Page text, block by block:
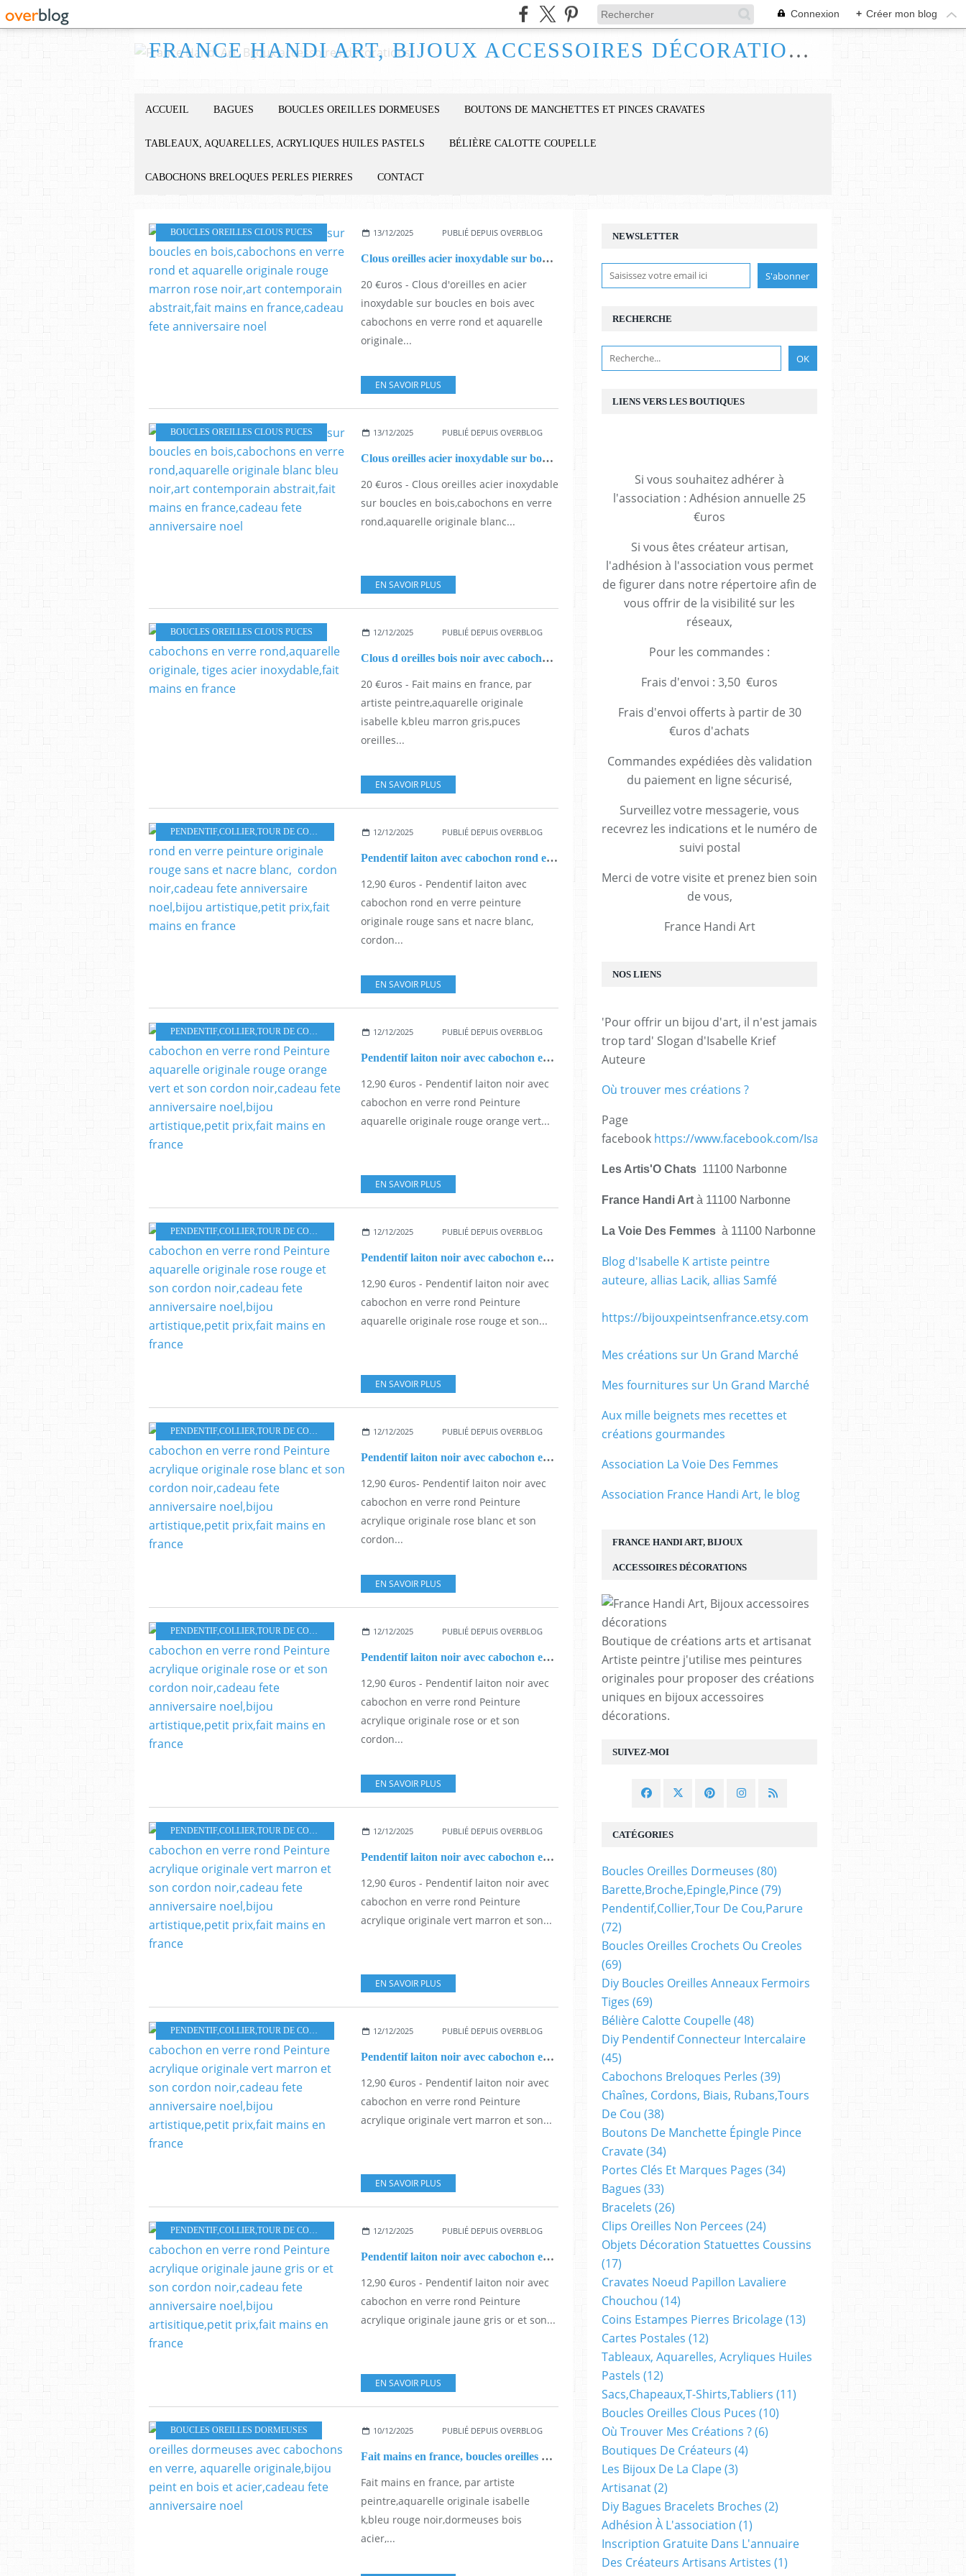
Connexion + Créer mon blog
FRANCE HANDI ART, BIJOUX ACCESSOIRES DÉCORATIONS
ACCUEIL BAGUES BOUCLES OREILLES DORMEUSES BOUTONS DE MANCHETTES ET PINCES CRAVATES
TABLEAUX, AQUARELLES, ACRYLIQUES HUILES PASTELS BÉLIÈRE CALOTTE COUPELLE
CABOCHONS BRELOQUES PERLES PIERRES CONTACT
BOUCLES OREILLES CLOUS PUCES 13/12/2025 PUBLIÉ DEPUIS OVERBLOG
Clous oreilles acier inoxydable sur boucles en bois,cabochons en verre rond et aquarelle originale rouge marron rose noir,art contemporain abstrait,fait mains en france,cadeau fete anniversaire noel
20 €uros - Clous d'oreilles en acier
inoxydable sur boucles en bois avec
cabochons en verre rond et aquarelle
originale...
EN SAVOIR PLUS
BOUCLES OREILLES CLOUS PUCES 13/12/2025 PUBLIÉ DEPUIS OVERBLOG
Clous oreilles acier inoxydable sur boucles en bois,cabochons en verre rond,aquarelle originale blanc bleu noir,art contemporain abstrait,fait mains en france,cadeau fete anniversaire noel
20 €uros - Clous oreilles acier inoxydable
sur boucles en bois,cabochons en verre
rond,aquarelle originale blanc...
EN SAVOIR PLUS
BOUCLES OREILLES CLOUS PUCES 12/12/2025 PUBLIÉ DEPUIS OVERBLOG
Clous d oreilles bois noir avec cabochons en verre rond,aquarelle originale, tiges acier inoxydable,fait mains en france
20 €uros - Fait mains en france, par
artiste peintre,aquarelle originale
isabelle k,bleu marron gris,puces
oreilles...
EN SAVOIR PLUS
PENDENTIF,COLLIER,TOUR DE COU,PARURE 12/12/2025 PUBLIÉ DEPUIS OVERBLOG
Pendentif laiton avec cabochon rond en verre peinture originale rouge sans et nacre blanc, cordon noir,cadeau fete anniversaire noel,bijou artistique,petit prix,fait mains en france
12,90 €uros - Pendentif laiton avec
cabochon rond en verre peinture
originale rouge sans et nacre blanc,
cordon...
EN SAVOIR PLUS
PENDENTIF,COLLIER,TOUR DE COU,PARURE 12/12/2025 PUBLIÉ DEPUIS OVERBLOG
Pendentif laiton noir avec cabochon en verre rond Peinture aquarelle originale rouge orange vert et son cordon noir,cadeau fete anniversaire noel,bijou artistique,petit prix,fait mains en france
12,90 €uros - Pendentif laiton noir avec
cabochon en verre rond Peinture
aquarelle originale rouge orange vert...
EN SAVOIR PLUS
PENDENTIF,COLLIER,TOUR DE COU,PARURE 12/12/2025 PUBLIÉ DEPUIS OVERBLOG
Pendentif laiton noir avec cabochon en verre rond Peinture aquarelle originale rose rouge et son cordon noir,cadeau fete anniversaire noel,bijou artistique,petit prix,fait mains en france
12,90 €uros - Pendentif laiton noir avec
cabochon en verre rond Peinture
aquarelle originale rose rouge et son...
EN SAVOIR PLUS
PENDENTIF,COLLIER,TOUR DE COU,PARURE 12/12/2025 PUBLIÉ DEPUIS OVERBLOG
Pendentif laiton noir avec cabochon en verre rond Peinture acrylique originale rose blanc et son cordon noir,cadeau fete anniversaire noel,bijou artistique,petit prix,fait mains en france
12,90 €uros- Pendentif laiton noir avec
cabochon en verre rond Peinture
acrylique originale rose blanc et son
cordon...
EN SAVOIR PLUS
PENDENTIF,COLLIER,TOUR DE COU,PARURE 12/12/2025 PUBLIÉ DEPUIS OVERBLOG
Pendentif laiton noir avec cabochon en verre rond Peinture acrylique originale rose or et son cordon noir,cadeau fete anniversaire noel,bijou artistique,petit prix,fait mains en france
12,90 €uros - Pendentif laiton noir avec
cabochon en verre rond Peinture
acrylique originale rose or et son
cordon...
EN SAVOIR PLUS
PENDENTIF,COLLIER,TOUR DE COU,PARURE 12/12/2025 PUBLIÉ DEPUIS OVERBLOG
Pendentif laiton noir avec cabochon en verre rond Peinture acrylique originale vert marron et son cordon noir,cadeau fete anniversaire noel,bijou artistique,petit prix,fait mains en france
12,90 €uros - Pendentif laiton noir avec
cabochon en verre rond Peinture
acrylique originale vert marron et son...
EN SAVOIR PLUS
PENDENTIF,COLLIER,TOUR DE COU,PARURE 12/12/2025 PUBLIÉ DEPUIS OVERBLOG
Pendentif laiton noir avec cabochon en verre rond Peinture acrylique originale vert marron et son cordon noir,cadeau fete anniversaire noel,bijou artistique,petit prix,fait mains en france
12,90 €uros - Pendentif laiton noir avec
cabochon en verre rond Peinture
acrylique originale vert marron et son...
EN SAVOIR PLUS
PENDENTIF,COLLIER,TOUR DE COU,PARURE 12/12/2025 PUBLIÉ DEPUIS OVERBLOG
Pendentif laiton noir avec cabochon en verre rond Peinture acrylique originale jaune gris or et son cordon noir,cadeau fete anniversaire noel,bijou artisitique,petit prix,fait mains en france
12,90 €uros - Pendentif laiton noir avec
cabochon en verre rond Peinture
acrylique originale jaune gris or et son...
EN SAVOIR PLUS
BOUCLES OREILLES DORMEUSES 10/12/2025 PUBLIÉ DEPUIS OVERBLOG
Fait mains en france, boucles oreilles dormeuses avec cabochons en verre, aquarelle originale,bijou peint en bois et acier,cadeau fete anniversaire noel
Fait mains en france, par artiste
peintre,aquarelle originale isabelle
k,bleu rouge noir,dormeuses bois
acier,...
NEWSLETTER
SUIVEZ-MOI
RECHERCHE
FRANCE HANDI ART, BIJOUX
ACCESSOIRES DÉCORATIONS
Boutique de créations arts et artisanat
Artiste peintre j'utilise mes peintures
originales pour proposer des créations
uniques en bijoux accessoires
décorations.
CATÉGORIES
Boucles Oreilles Dormeuses (80)
Barette,broche,epingle,pince(79)
Pendentif,collier,tour De Cou,parure
(72)
Boucles Oreilles Crochets Ou Creoles
(69)
Diy Boucles Oreilles Anneaux Fermoirs
Tiges (69)
Bélière Calotte Coupelle(48)
Diy Pendentif Connecteur Intercalaire
(45)
Cabochons Breloques Perles (39)
Chaînes, Cordons, Biais, Rubans,tours
De Cou (38)
Boutons De Manchette Épingle Pince
Cravate(34)
Portes Clés Et Marques Pages (34)
Bagues (33)
Bracelets (26)
Clips Oreilles Non Percees (24)
Objets Décoration Statuettes Coussins
(17)
Cravates Noeud Papillon Lavaliere
Chouchou (14)
Coins Estampes Pierres Bricolage(13)
Cartes Postales (12)
Tableaux, Aquarelles, Acryliques Huiles
Pastels (12)
Sacs,chapeaux,t-Shirts,tabliers (11)
Boucles Oreilles Clous Puces (10)
Où Trouver Mes Créations ?(6)
Boutiques De Créateurs (4)
Les Bijoux De La Clape(3)
Artisanat(2)
Diy Bagues Bracelets Broches (2)
Adhésion À L'association (1)
Inscription Gratuite Dans L'annuaire
Des Créateurs Artisans Artistes (1)
LIENS VERS LES BOUTIQUES
Si vous souhaitez adhérer à
l'association : Adhésion annuelle 25
€uros
Si vous êtes créateur artisan,
l'adhésion à l'association vous permet
de figurer dans notre répertoire afin de
vous offrir de la visibilité sur les
réseaux,
Pour les commandes :
Frais d'envoi : 3,50 €uros
Frais d'envoi offerts à partir de 30
€uros d'achats
Commandes expédiées dès validation
du paiement en ligne sécurisé,
Surveillez votre messagerie, vous
recevrez les indications et le numéro de
suivi postal
Merci de votre visite et prenez bien soin
de vous,
France Handi Art
NOS LIENS
'Pour offrir un bijou d'art, il n'est jamais
trop tard' Slogan d'Isabelle Krief
Auteure
Où trouver mes créations ?
Page
facebook https://www.facebook.com/IsabelleKrief.ArtistePeintre/
Les Artis'O Chats 11100 Narbonne
France Handi Art à 11100 Narbonne
La Voie Des Femmes à 11100 Narbonne
Blog d'Isabelle K artiste peintre
auteure, allias Lacik, allias Samfé
https://bijouxpeintsenfrance.etsy.com
Mes créations sur Un Grand Marché
Mes fournitures sur Un Grand Marché
Aux mille beignets mes recettes et
créations gourmandes
Association La Voie Des Femmes
Association France Handi Art, le blog